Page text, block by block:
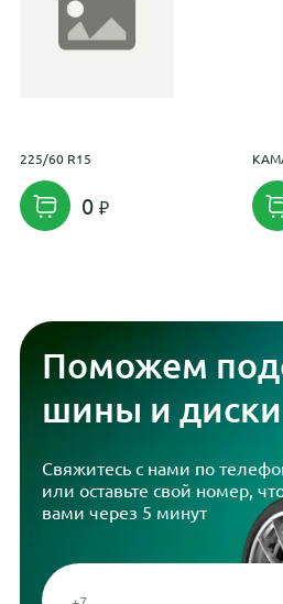
225/60 R15
0
Поможем
шины и диски
Свяжитесь с нами по
или оставьте свой номер,
вами через 5 минут